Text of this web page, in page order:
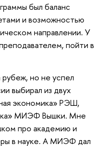
был баланс
и возможностью
направлении. У
пойти в
рубеж, но не успел
выбирал из двух
экономика» РЭШ,
МИЭФ Вышки. Мне
про академию и
в науке. А МИЭФ дал